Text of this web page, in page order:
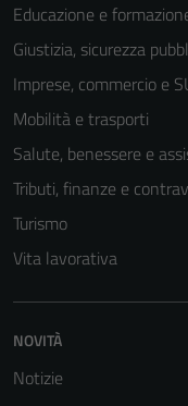
Educazione e
Giustizia, sicurezza
Imprese, commercio e
Mobilità e trasporti
Salute, benessere e
Tributi, finanze e
Turismo
Vita lavorativa
NOVITÀ
Notizie